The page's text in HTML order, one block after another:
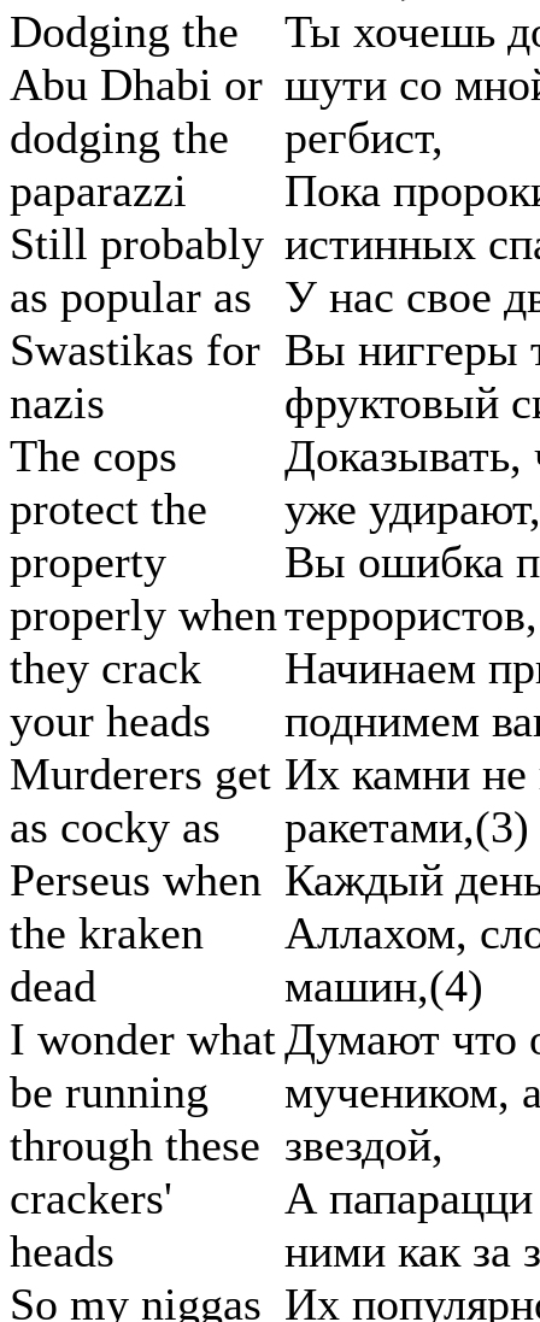
Dodging the
Abu Dhabi or
dodging the
paparazzi
Still probably
as popular as
Swastikas for
nazis
The cops
protect the
property
properly when
they crack
your heads
Murderers get
as cocky as
Perseus when
the kraken
dead
I wonder what
be running
through these
crackers'
heads
So my niggas
Ты хочешь
шути со
регбист,
Пока
истинных
У нас свое
Вы ниггеры
фруктовый
Доказывать,
уже удирают,
Вы ошибка
террористов,
Начинаем
поднимем
Их камни не
ракетами,(3)
Каждый день
Аллахом,
машин,(4)
Думают что
мучеником,
звездой,
А
ними как за
Их